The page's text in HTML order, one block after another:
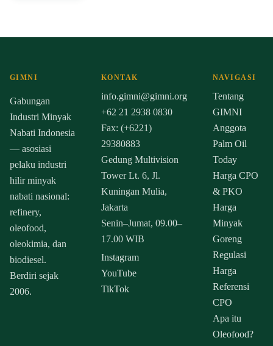
GIMNI
Gabungan
Industri Minyak
Nabati Indonesia
— asosiasi
pelaku industri
hilir minyak
nabati nasional:
refinery,
oleofood,
oleokimia, dan
biodiesel.
Berdiri sejak
2006.
KONTAK
info.gimni@gimni.org
+62 21 2938 0830
Fax: (+6221)
29380883
Gedung Multivision
Tower Lt. 6, Jl.
Kuningan Mulia,
Jakarta
Senin–Jumat, 09.00–
17.00 WIB
Instagram
YouTube
TikTok
NAVIGASI
Tentang
GIMNI
Anggota
Palm Oil
Today
Harga CPO
& PKO
Harga
Minyak
Goreng
Regulasi
Harga
Referensi
CPO
Apa itu
Oleofood?